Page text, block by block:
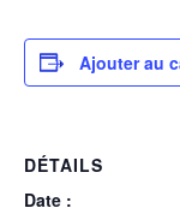
Ajouter au
DÉTAILS
Date :